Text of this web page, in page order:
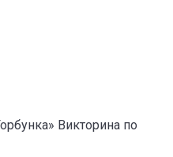
Викторина по